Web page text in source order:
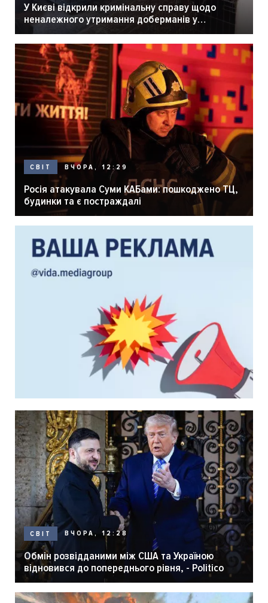
У Києві відкрили кримінальну справу щодо
неналежного утримання доберманів у
розпліднику
СВІТ ВЧОРА, 12:29
Росія атакувала Суми КАБами: пошкоджено ТЦ,
будинки та є постраждалі
СВІТ ВЧОРА, 12:28
Обмін розвідданими між США та Україною
відновився до попереднього рівня, - Politico